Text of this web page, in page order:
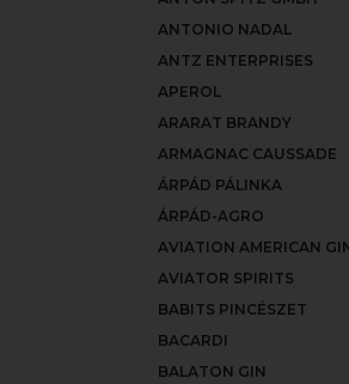
ANTONIO NADAL
ANTZ ENTERPRISES
APEROL
ARARAT BRANDY
ARMAGNAC CAUSSADE
ÁRPÁD PÁLINKA
ÁRPÁD-AGRO
AVIATION AMERICAN
AVIATOR SPIRITS
BABITS PINCÉSZET
BACARDI
BALATON GIN